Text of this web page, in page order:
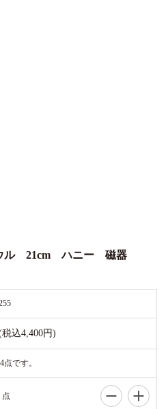
ル 21cm ハニー 磁器
込4,400円)
です。
点